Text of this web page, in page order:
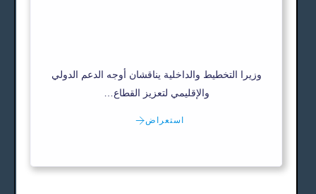
وزيرا التخطيط والداخلية يناقشان أوجه الدعم الدولي
والإقليمي لتعزيز القطاع…
استعراض